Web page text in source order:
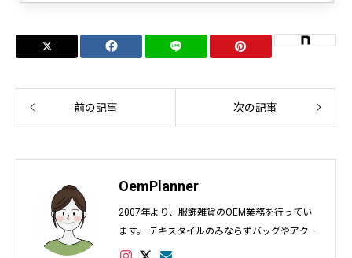
前の記事 次の記事
OemPlanner
2007年より、服飾雑貨のOEM業務を行ってい
ます。 テキスタイルのみならずバッグやアクセ
サリー、インテリアなど幅広く対応し数多くの